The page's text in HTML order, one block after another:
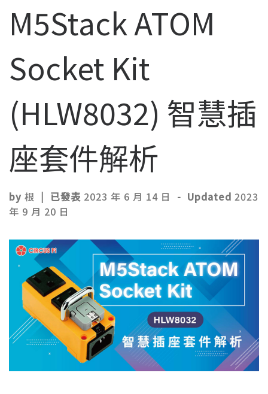
M5Stack ATOM
Socket Kit
(HLW8032) 智慧插
座套件解析
by 根 | 已發表 2023 年 6 月 14 日 - Updated 2023
年 9 月 20 日